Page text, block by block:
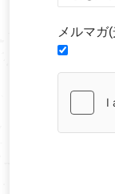
メルマガ